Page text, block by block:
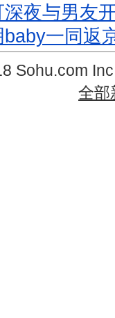
夜与男友
一同返
Sohu.com
全部